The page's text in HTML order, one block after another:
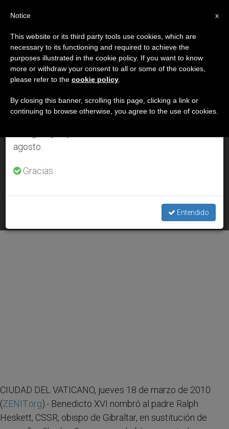
DÍA
Marzo 18th, 2010
ÚLTIMAS NOTICIAS
El Papa nombra al redentorista Ralph Heskett obispo de
MAR 18, 2010 00:00
CIUDAD DEL VATICANO, jueves 18 de marzo de 2010
(ZENIT.org).- Benedicto XVI nombró al padre Ralph
Heskett, CSSR, obispo de Gibraltar, en sustitución de
×
Aviso importante
Del 27 de julio al 7 de agosto haremos la pausa
anual, aprovechando que en el periodo de verano
se generan menos informaciones y también el
agosto.
Gracias.
Entendido
x
Notice
This website or its third party tools use cookies, which are
necessary to its functioning and required to achieve the
purposes illustrated in the cookie policy. If you want to know
more or withdraw your consent to all or some of the cookies,
please refer to the cookie policy
By closing this banner, scrolling this page, clicking a link or
continuing to browse otherwise, you agree to the use of cookies.